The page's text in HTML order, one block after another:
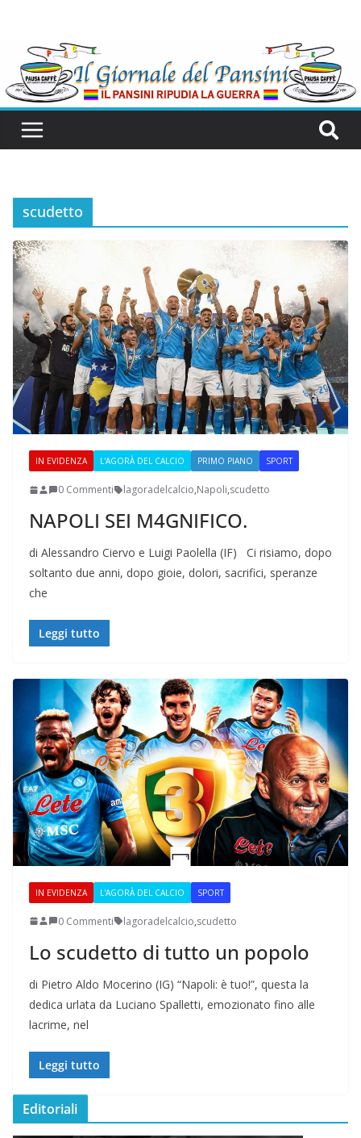
scudetto
IN EVIDENZA L'AGORÀ DEL CALCIO PRIMO PIANO SPORT
0 Commenti lagoradelcalcio,Napoli,scudetto
NAPOLI SEI M4GNIFICO.
di Alessandro Ciervo e Luigi Paolella (IF) Ci risiamo, dopo
soltanto due anni, dopo gioie, dolori, sacrifici, speranze
che
Leggi tutto
IN EVIDENZA L'AGORÀ DEL CALCIO SPORT
0 Commenti lagoradelcalcio,scudetto
Lo scudetto di tutto un popolo
di Pietro Aldo Mocerino (IG) “Napoli: è tuo!”, questa la
dedica urlata da Luciano Spalletti, emozionato fino alle
lacrime, nel
Leggi tutto
Editoriali